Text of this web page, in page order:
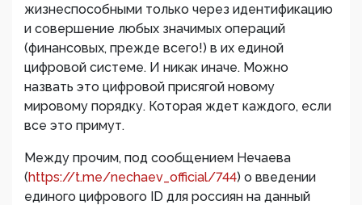
жизнеспособными только через идентификацию
и совершение любых значимых операций
(финансовых, прежде всего!) в их единой
цифровой системе. И никак иначе. Можно
назвать это цифровой присягой новому
мировому порядку. Которая ждет каждого, если
все это примут.
Между прочим, под сообщением Нечаева
(https://t.me/nechaev_official/744) о введении
единого цифрового ID для россиян на данный